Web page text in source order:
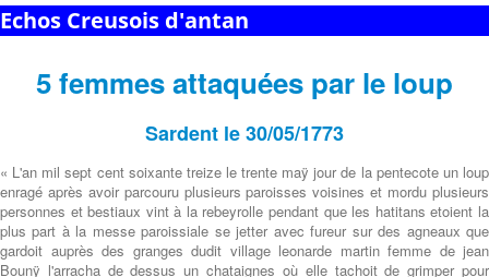
Echos Creusois d'antan
5 femmes attaquées par le loup
Sardent le 30/05/1773
« L'an mil sept cent soixante treize le trente maÿ jour de la pentecote un loup
enragé après avoir parcouru plusieurs paroisses voisines et mordu plusieurs
personnes et bestiaux vint à la rebeyrolle pendant que les hatitans etoient la
plus part à la messe paroissiale se jetter avec fureur sur des agneaux que
gardoit auprès des granges dudit village leonarde martin femme de jean
Bounÿ l'arracha de dessus un chataignes où elle tachoit de grimper pour